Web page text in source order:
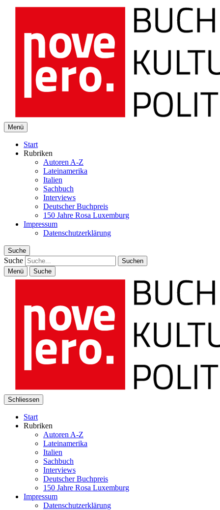
Buch Kultur Politik
Menü
Start
Rubriken
Autoren A-Z
Lateinamerika
Italien
Sachbuch
Interviews
Deutscher Buchpreis
150 Jahre Rosa Luxemburg
Impressum
Datenschutzerklärung
Suche
Suche
Menü Suche
Schliessen
Start
Rubriken
Autoren A-Z
Lateinamerika
Italien
Sachbuch
Interviews
Deutscher Buchpreis
150 Jahre Rosa Luxemburg
Impressum
Datenschutzerklärung